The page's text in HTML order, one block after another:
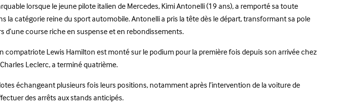
lorsque le jeune pilote italien de Mercedes, Kimi Antonelli (19 ans), a remporté sa toute
catégorie reine du sport automobile. Antonelli a pris la tête dès le départ, transformant sa pole
course riche en suspense et en rebondissements.
Lewis Hamilton est monté sur le podium pour la première fois depuis son arrivée chez
Leclerc, a terminé quatrième.
échangeant plusieurs fois leurs positions, notamment après l’intervention de la voiture de
des arrêts aux stands anticipés.